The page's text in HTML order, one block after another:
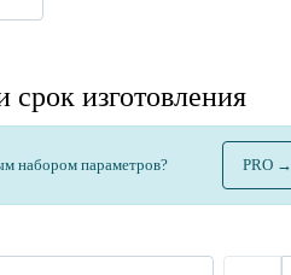
изготовления
набором параметров? PRO →